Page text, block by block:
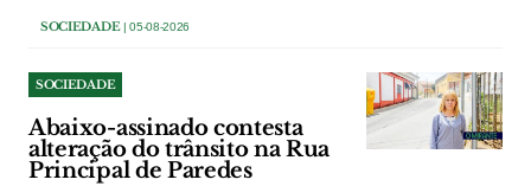
SOCIEDADE| 05-08-2026
SOCIEDADE
Abaixo-assinado contesta
alteração do trânsito na Rua
Principal de Paredes